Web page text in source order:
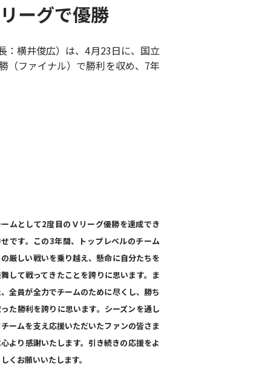
ーグで優勝
：横井俊広）は、4月23日に、国立
（ファイナル）で勝利を収め、7年
ームとして2度目のＶリーグ優勝を達成でき
です。この3年間、トップレベルのチーム
の厳しい戦いを乗り越え、懸命に自分たちを
して戦ってきたことを誇りに思います。ま
全員が全力でチームのために尽くし、勝ち
た勝利を誇りに思います。シーズンを通し
ームを支え応援いただいたファンの皆さま
より感謝いたします。引き続きの応援をよ
くお願いいたします。